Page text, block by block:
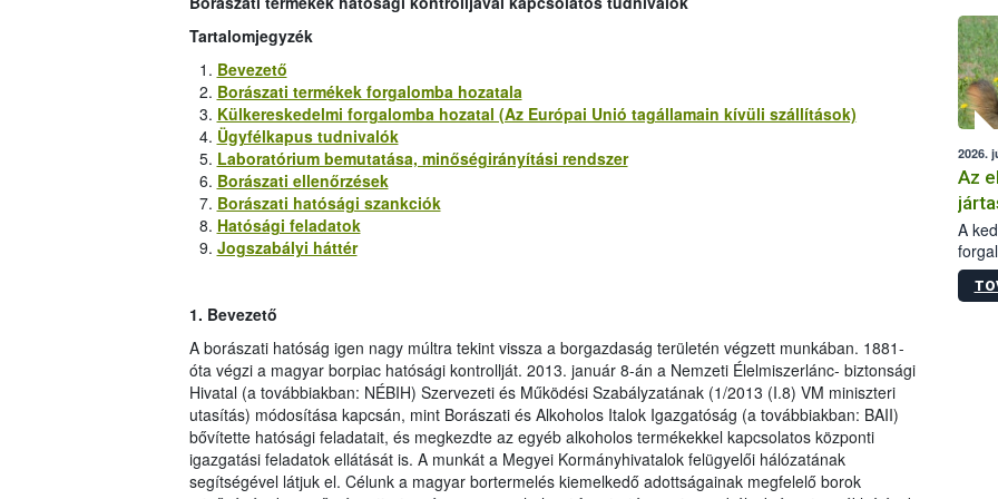
Tartalomjegyzék
Bevezető
Borászati termékek forgalomba hozatala
Külkereskedelmi forgalomba hozatal (Az Európai Unió tagállamain kívüli szállítások)
Ügyfélkapus tudnivalók
Laboratórium bemutatása, minőségirányítási rendszer
Borászati ellenőrzések
Borászati hatósági szankciók
Hatósági feladatok
Jogszabályi háttér
1. Bevezető
A borászati hatóság igen nagy múltra tekint vissza a borgazdaság területén végzett munkában. 1881-
óta végzi a magyar borpiac hatósági kontrollját. 2013. január 8-án a Nemzeti Élelmiszerlánc- biztonsági
Hivatal (a továbbiakban: NÉBIH) Szervezeti és Működési Szabályzatának (1/2013 (I.8) VM miniszteri
utasítás) módosítása kapcsán, mint Borászati és Alkoholos Italok Igazgatóság (a továbbiakban: BAII)
bővítette hatósági feladatait, és megkezdte az egyéb alkoholos termékekkel kapcsolatos központi
igazgatási feladatok ellátását is. A munkát a Megyei Kormányhivatalok felügyelői hálózatának
segítségével látjuk el. Célunk a magyar bortermelés kiemelkedő adottságainak megfelelő borok
2026.
Az
A